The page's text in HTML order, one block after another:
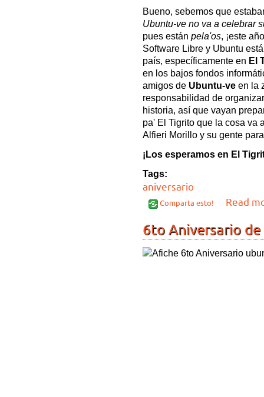
Bueno, sebemos que
Ubuntu-ve no va a celebrar
pues están pela'os, ¡este
Software Libre y Ubuntu
país, específicamente en El
en los bajos fondos
amigos de Ubuntu-ve en la
responsabilidad de
historia, así que vayan
pa' El Tigrito que la cosa va
Alfieri Morillo y su gente
¡Los esperamos en El
Tags:
aniversario
Comparta esto! Read
6to Aniversario